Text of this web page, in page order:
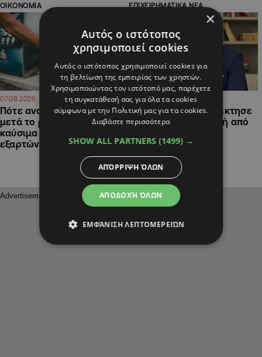
ΟΙΚΟΝΟΜΙΑ
07.08.2026
Πότε αναμένονται μειώσεις
μετά το ράλι των τιμών στα
καύσιμα και από τι
εξαρτώνται οι τιμές
ΕΠΙΧΕΙΡΗΜΑΤΙΚΑ ΝΕΑ
07.08.2026 13:21
Το Hilton Nicosia απέκτησε
νέο Γενικό Διευθυντή από
×
Αυτός ο ιστότοπος
χρησιμοποιεί cookies
Αυτός ο ιστότοπος χρησιμοποιεί cookies για
τη βελτίωση της εμπειρίας των χρηστών.
Χρησιμοποιώντας τον ιστότοπό μας, παρέχετε
τη συγκατάθεσή σας για όλα τα cookies
σύμφωνα με την Πολιτική μας για τα cookies.
Διαβάστε περισσότερα
SHOW ALL PARTNERS (1499) →
ΑΠΟΔΟΧΉ ΌΛΩΝ
ΑΠΌΡΡΙΨΗ ΌΛΩΝ
ΕΜΦΆΝΙΣΗ ΛΕΠΤΟΜΕΡΕΙΏΝ